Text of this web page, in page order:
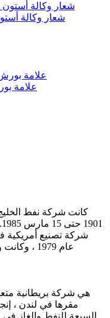
شعار وكالة
علامة
كانت شركة نفط
عام 1979 ، وكانت واحدة من شركات النفط المعروفة
مقرها في لندن ،